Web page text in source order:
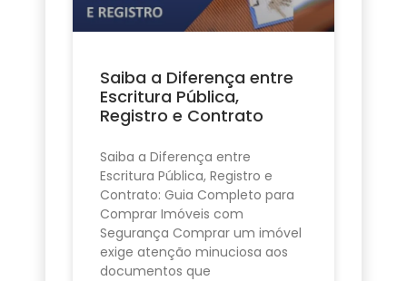
Saiba a Diferença entre
Escritura Pública,
Registro e Contrato
Saiba a Diferença entre
Escritura Pública, Registro e
Contrato: Guia Completo para
Comprar Imóveis com
Segurança Comprar um imóvel
exige atenção minuciosa aos
documentos que